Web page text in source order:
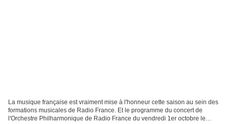
La musique française est vraiment mise à l'honneur cette saison au sein des
formations musicales de Radio France. Et le programme du concert de
l'Orchestre Philharmonique de Radio France du vendredi 1er octobre le